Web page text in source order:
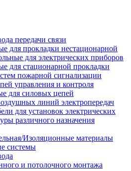
передачи связи
для прокладки нестационарной
для электрических приборов
для стационарной прокладки
пожарной сигнализации
управления и контроля
для силовых цепей
линий электропередач
для установок электрических
различного назначения
Изоляционные материалы
системы
и потолочного монтажа